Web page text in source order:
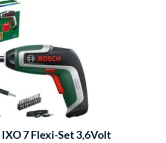
7 Flexi-Set 3,6Volt